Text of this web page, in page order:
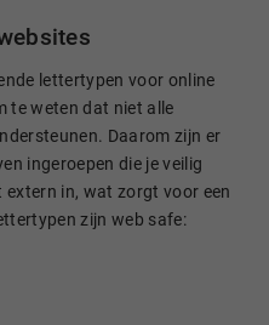
lettertypen voor online
te weten dat niet alle
Daarom zijn er
ingeroepen die je veilig
extern in, wat zorgt voor een
zijn web safe: